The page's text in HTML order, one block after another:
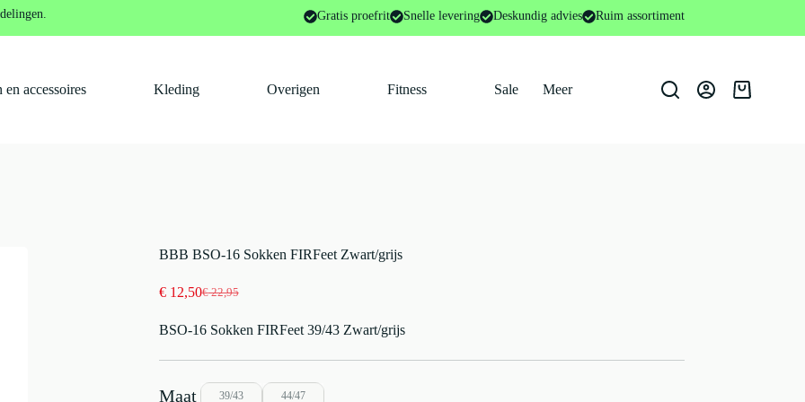
Gratis proefrit Snelle levering Deskundig advies Ruim assortiment
en accessoires Kleding Overigen Fitness Sale Meer
FIRFeet Zwart/grijs
BBB BSO-16 Sokken FIRFeet Zwart/grijs
€22,95
Oorspronkelijke
was:
€12,50Huidige
is:
BSO-16 Sokken FIRFeet 39/43 Zwart/grijs
39/43 44/47